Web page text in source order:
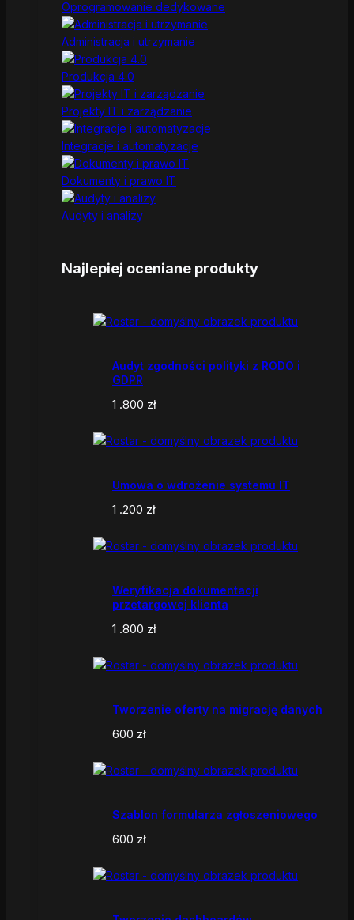
Oprogramowanie dedykowane
Administracja i utrzymanie
Produkcja 4.0
Projekty IT i zarządzanie
Integracje i automatyzacje
Dokumenty i prawo IT
Audyty i analizy
Najlepiej oceniane produkty
Audyt zgodności polityki z RODO i
GDPR
1 .800 zł
Umowa o wdrożenie systemu IT
1 .200 zł
Weryfikacja dokumentacji
przetargowej klienta
1 .800 zł
Tworzenie oferty na migrację danych
600 zł
Szablon formularza zgłoszeniowego
600 zł